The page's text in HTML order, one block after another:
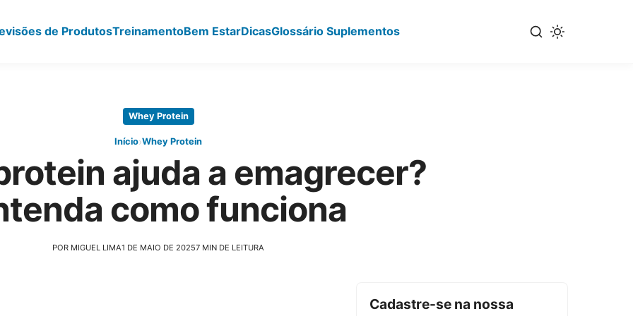
de ProdutosTreinamentoBem EstarDicasGlossário Suplementos
Whey Protein
Início›Whey Protein
ajuda a emagrecer?
como funciona
POR MIGUEL LIMA1 DE MAIO DE 20257 MIN DE LEITURA
Cadastre-se na nossa